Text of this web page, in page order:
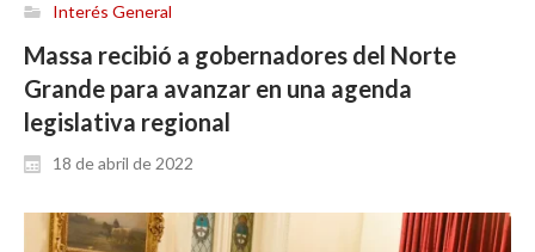
Interés General
Massa recibió a gobernadores del Norte
Grande para avanzar en una agenda
legislativa regional
18 de abril de 2022